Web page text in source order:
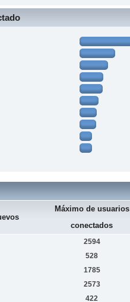
Máximo de usuarios
conectados
2594
528
1785
2573
422